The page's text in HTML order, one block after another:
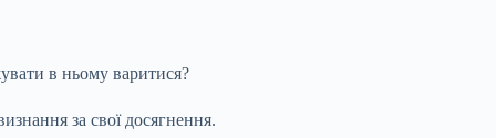
в ньому варитися?
за свої досягнення.